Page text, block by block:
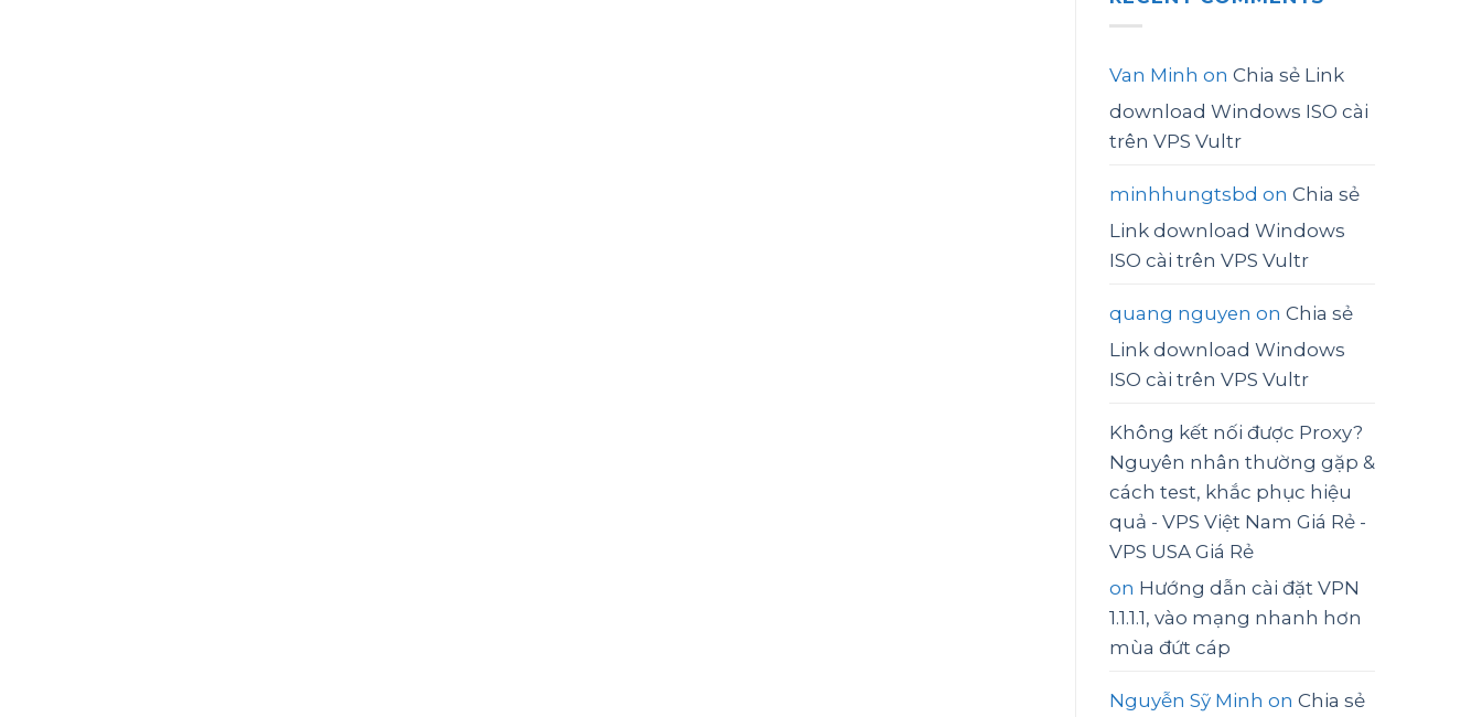
Van Minh on Chia sẻ Link
download Windows ISO cài
trên VPS Vultr
minhhungtsbd on Chia sẻ
Link download Windows
ISO cài trên VPS Vultr
quang nguyen on Chia sẻ
Link download Windows
ISO cài trên VPS Vultr
Không kết nối được Proxy?
Nguyên nhân thường gặp &
cách test, khắc phục hiệu
quả - VPS Việt Nam Giá Rẻ -
VPS USA Giá Rẻ
on Hướng dẫn cài đặt VPN
1.1.1.1, vào mạng nhanh hơn
mùa đứt cáp
Nguyễn Sỹ Minh on Chia sẻ